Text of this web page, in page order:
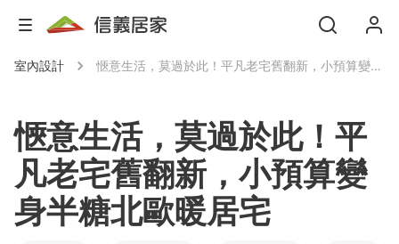
室內設計 愜意生活，莫過於此！平凡老宅舊翻新，小預算變身半糖北歐暖居宅
愜意生活，莫過於此！平
凡老宅舊翻新，小預算變
身半糖北歐暖居宅